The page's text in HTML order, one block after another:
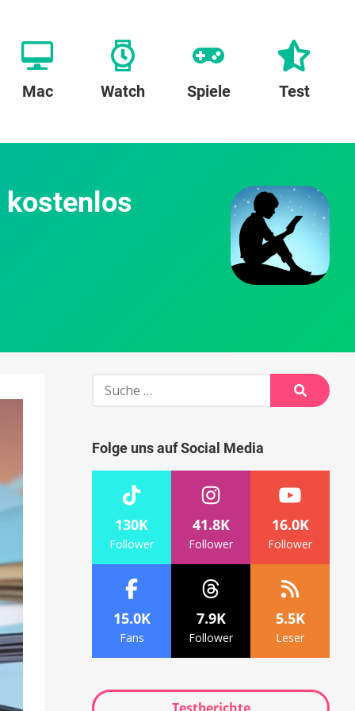
Mac Watch Spiele Test
Suche
Suche
Folge uns auf Social Media
130K
Follower
41.8K
Follower
16.0K
Follower
15.0K
Fans
7.9K
Follower
5.5K
Leser